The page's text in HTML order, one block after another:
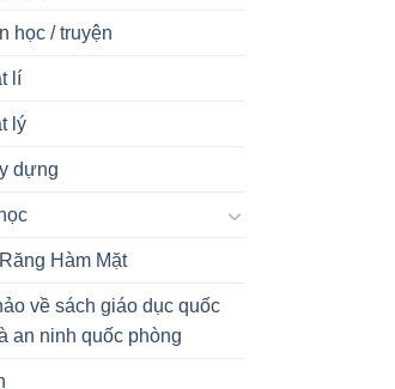
học / truyện
lí
lý
dựng
Hàm Mặt
về sách giáo dục quốc
an ninh quốc phòng